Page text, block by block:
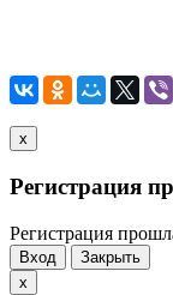
x
Регистрация
Регистрация
Вход
Закрыть
x